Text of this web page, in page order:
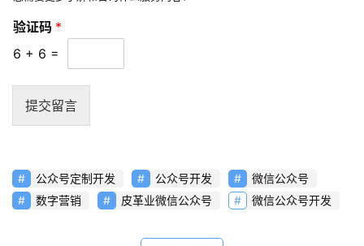
验证码 *
6 + 6 =
提交留言
公众号定制开发 公众号开发
微信公众号
数字营销
皮革业微信公众号 微信公众号开发